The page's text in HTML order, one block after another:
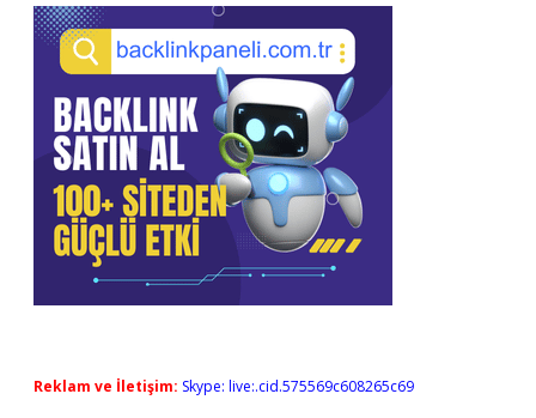
Reklam ve İletişim: Skype: live:.cid.575569c608265c69